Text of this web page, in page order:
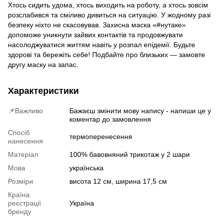
Хтось сидить удома, хтось виходить на роботу, а хтось зовсім
розслабився та сміливо дивиться на ситуацію. У жодному разі
безпеку ніхто не скасовував. Захисна маска «#нутаке»
допоможе уникнути зайвих контактів та продовжувати
насолоджуватися життям навіть у розпал епідемії. Будьте
здорові та бережіть себе! Подбайте про близьких — замовте
другу маску на запас.
Характеристики
📌Важливо
Бажаєш змінити мову напису - напиши це у
коментар до замовлення
Спосіб
нанесення
термоперенесення
Матеріал
100% бавовняний трикотаж у 2 шари
Мова
українська
Розміри
висота 12 см, ширина 17,5 см
Країна
реєстрації
бренду
Україна